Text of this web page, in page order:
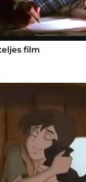
film